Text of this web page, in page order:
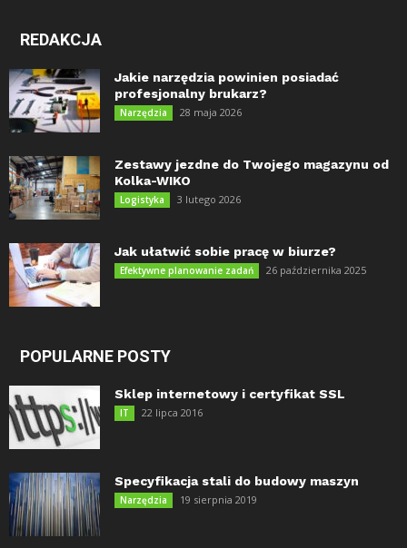
REDAKCJA
Jakie narzędzia powinien posiadać
profesjonalny brukarz?
Narzędzia 28 maja 2026
Zestawy jezdne do Twojego magazynu od
Kolka-WIKO
Logistyka 3 lutego 2026
Jak ułatwić sobie pracę w biurze?
Efektywne planowanie zadań 26 października 2025
POPULARNE POSTY
Sklep internetowy i certyfikat SSL
IT 22 lipca 2016
Specyfikacja stali do budowy maszyn
Narzędzia 19 sierpnia 2019